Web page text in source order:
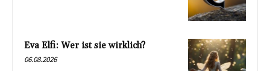
Eva Elfi: Wer ist sie wirklich?
06.08.2026